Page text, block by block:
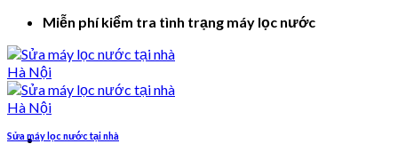
Miễn phí kiểm tra tình trạng máy lọc nước
Sửa máy lọc nước tại nhà